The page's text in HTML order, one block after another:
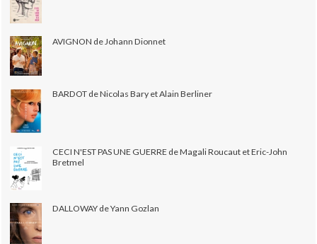
AVIGNON de Johann Dionnet
BARDOT de Nicolas Bary et Alain Berliner
CECI N'EST PAS UNE GUERRE de Magali Roucaut et Eric-John
Bretmel
DALLOWAY de Yann Gozlan